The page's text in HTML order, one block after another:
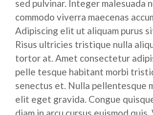
sed pulvinar. Integer malesuada
commodo viverra maecenas
Adipiscing elit ut aliquam purus
Risus ultricies tristique nulla
tortor at. Amet consectetur
pelle tesque habitant morbi
senectus et. Nulla pellentesque
elit eget gravida. Congue
diam in arcu cursus euismod